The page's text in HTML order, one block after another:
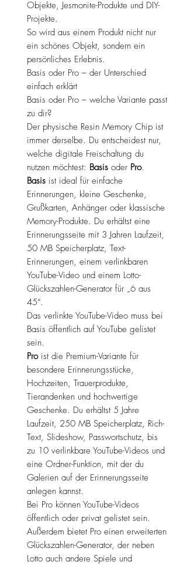
Objekte, Jesmonite-Produkte und DIY-
Projekte.
So wird aus einem Produkt nicht nur
ein schönes Objekt, sondern ein
persönliches Erlebnis.
Basis oder Pro – der Unterschied
einfach erklärt
Basis oder Pro – welche Variante passt
zu dir?
Der physische Resin Memory Chip ist
immer derselbe. Du entscheidest nur,
welche digitale Freischaltung du
nutzen möchtest: Basis oder Pro.
Basis ist ideal für einfache
Erinnerungen, kleine Geschenke,
Grußkarten, Anhänger oder klassische
Memory-Produkte. Du erhältst eine
Erinnerungsseite mit 3 Jahren Laufzeit,
50 MB Speicherplatz, Text-
Erinnerungen, einem verlinkbaren
YouTube-Video und einem Lotto-
Glückszahlen-Generator für „6 aus
45“.
Das verlinkte YouTube-Video muss bei
Basis öffentlich auf YouTube gelistet
sein.
Proist die Premium-Variante für
besondere Erinnerungsstücke,
Hochzeiten, Trauerprodukte,
Tierandenken und hochwertige
Geschenke. Du erhältst 5 Jahre
Laufzeit, 250 MB Speicherplatz, Rich-
Text, Slideshow, Passwortschutz, bis
zu 10 verlinkbare YouTube-Videos und
eine Ordner-Funktion, mit der du
Galerien auf der Erinnerungsseite
anlegen kannst.
Bei Pro können YouTube-Videos
öffentlich oder privat gelistet sein.
Außerdem bietet Pro einen erweiterten
Glückszahlen-Generator, der neben
Lotto auch andere Spiele und